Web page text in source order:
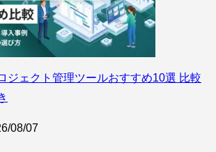
ジェクト管理ツールおすすめ10選 比較
08/07